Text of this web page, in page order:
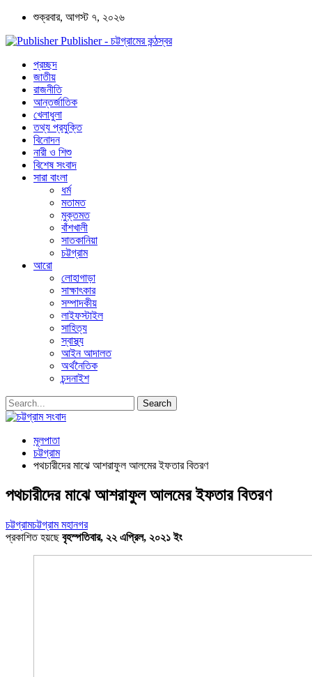
শুক্রবার, আগস্ট ৭, ২০২৬
Publisher - চট্টগ্রামের কন্ঠস্বর
প্রচ্ছদ
জাতীয়
রাজনীতি
আন্তর্জাতিক
খেলাধুলা
তথ্য প্রযুক্তি
বিনোদন
নারী ও শিশু
বিশেষ সংবাদ
সারা বাংলা
ধর্ম
মতামত
মুক্তমত
বাঁশখালী
সাতকানিয়া
চট্টগ্রাম
আরো
লোহাগাড়া
সাক্ষাৎকার
সম্পাদকীয়
লাইফস্টাইল
সাহিত্য
স্বাস্থ্য
আইন আদালত
অর্থনৈতিক
চন্দনাইশ
মূলপাতা
চট্টগ্রাম
পথচারীদের মাঝে আশরাফুল আলমের ইফতার বিতরণ
পথচারীদের মাঝে আশরাফুল আলমের ইফতার বিতরণ
চট্টগ্রামচট্টগ্রাম মহানগর
প্রকাশিত হয়ছেবৃহস্পতিবার, ২২ এপ্রিল, ২০২১ ইং